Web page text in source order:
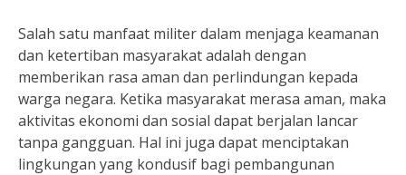
Salah satu manfaat militer dalam menjaga keamanan
dan ketertiban masyarakat adalah dengan
memberikan rasa aman dan perlindungan kepada
warga negara. Ketika masyarakat merasa aman, maka
aktivitas ekonomi dan sosial dapat berjalan lancar
tanpa gangguan. Hal ini juga dapat menciptakan
lingkungan yang kondusif bagi pembangunan